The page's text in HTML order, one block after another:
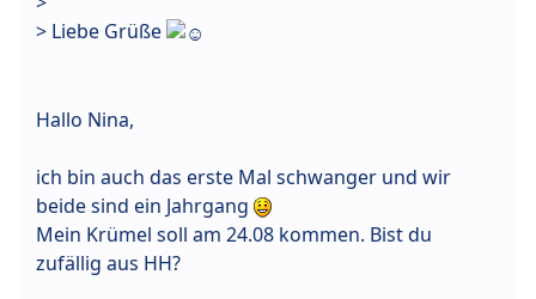
> Liebe Grüße
Hallo Nina,
ich bin auch das erste Mal schwanger und wir
beide sind ein Jahrgang
Mein Krümel soll am 24.08 kommen. Bist du
zufällig aus HH?